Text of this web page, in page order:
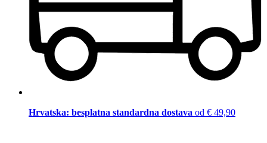
Hrvatska: besplatna standardna dostava od € 49,90